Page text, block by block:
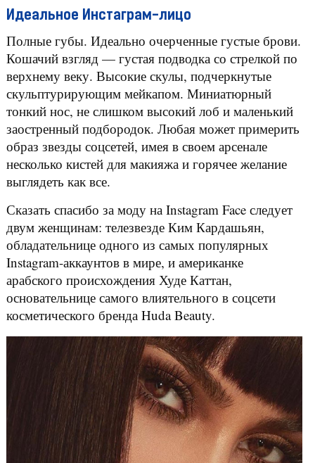
Идеальное Инстаграм-лицо
Полные губы. Идеально очерченные густые брови.
Кошачий взгляд — густая подводка со стрелкой по
верхнему веку. Высокие скулы, подчеркнутые
скульптурирующим мейкапом. Миниатюрный
тонкий нос, не слишком высокий лоб и маленький
заостренный подбородок. Любая может примерить
образ звезды соцсетей, имея в своем арсенале
несколько кистей для макияжа и горячее желание
выглядеть как все.
Сказать спасибо за моду на Instagram Face следует
двум женщинам: телезвезде Ким Кардашьян,
обладательнице одного из самых популярных
Instagram-аккаунтов в мире, и американке
арабского происхождения Худе Каттан,
основательнице самого влиятельного в соцсети
косметического бренда Huda Beauty.